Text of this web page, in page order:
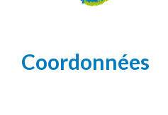
Coordonnées